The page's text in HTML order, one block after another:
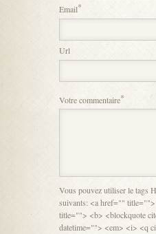
Email*
Url
Votre commentaire*
Vous pouvez utiliser le tags
suivants: <a href=""
title=""> <b> <blockquote
datetime=""> <em> <i> <q